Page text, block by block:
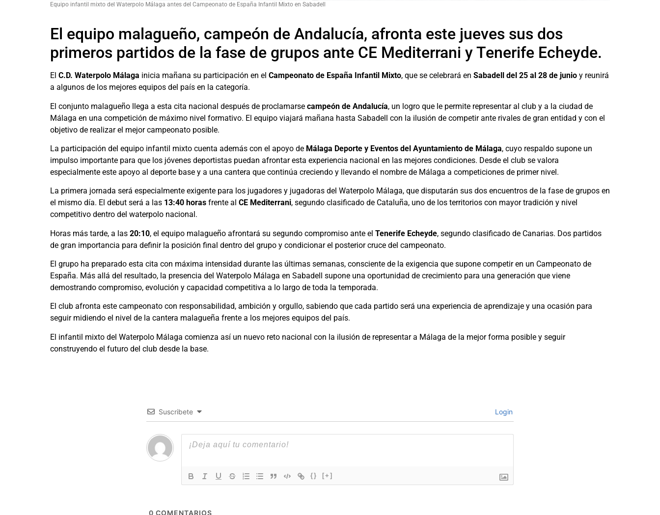
Equipo infantil mixto del Waterpolo Málaga antes del Campeonato de España Infantil Mixto en Sabadell
El equipo malagueño, campeón de Andalucía, afronta este jueves sus dos
primeros partidos de la fase de grupos ante CE Mediterrani y Tenerife Echeyde.
El C.D. Waterpolo Málaga inicia mañana su participación en el Campeonato de España Infantil Mixto, que se celebrará en Sabadell del 25 al 28 de junio y reunirá
a algunos de los mejores equipos del país en la categoría.
El conjunto malagueño llega a esta cita nacional después de proclamarse campeón de Andalucía, un logro que le permite representar al club y a la ciudad de
Málaga en una competición de máximo nivel formativo. El equipo viajará mañana hasta Sabadell con la ilusión de competir ante rivales de gran entidad y con el
objetivo de realizar el mejor campeonato posible.
La participación del equipo infantil mixto cuenta además con el apoyo de Málaga Deporte y Eventos del Ayuntamiento de Málaga, cuyo respaldo supone un
impulso importante para que los jóvenes deportistas puedan afrontar esta experiencia nacional en las mejores condiciones. Desde el club se valora
especialmente este apoyo al deporte base y a una cantera que continúa creciendo y llevando el nombre de Málaga a competiciones de primer nivel.
La primera jornada será especialmente exigente para los jugadores y jugadoras del Waterpolo Málaga, que disputarán sus dos encuentros de la fase de grupos en
el mismo día. El debut será a las 13:40 horas frente al CE Mediterrani, segundo clasificado de Cataluña, uno de los territorios con mayor tradición y nivel
competitivo dentro del waterpolo nacional.
Horas más tarde, a las 20:10, el equipo malagueño afrontará su segundo compromiso ante el Tenerife Echeyde, segundo clasificado de Canarias. Dos partidos
de gran importancia para definir la posición final dentro del grupo y condicionar el posterior cruce del campeonato.
El grupo ha preparado esta cita con máxima intensidad durante las últimas semanas, consciente de la exigencia que supone competir en un Campeonato de
España. Más allá del resultado, la presencia del Waterpolo Málaga en Sabadell supone una oportunidad de crecimiento para una generación que viene
demostrando compromiso, evolución y capacidad competitiva a lo largo de toda la temporada.
El club afronta este campeonato con responsabilidad, ambición y orgullo, sabiendo que cada partido será una experiencia de aprendizaje y una ocasión para
seguir midiendo el nivel de la cantera malagueña frente a los mejores equipos del país.
El infantil mixto del Waterpolo Málaga comienza así un nuevo reto nacional con la ilusión de representar a Málaga de la mejor forma posible y seguir
construyendo el futuro del club desde la base.
Suscribete Login
{} [+]
0 COMENTARIOS